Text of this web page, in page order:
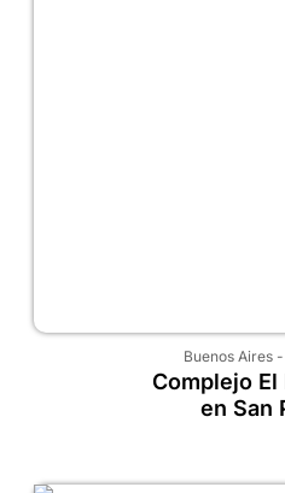
Buenos Aires-
Complejo
en San